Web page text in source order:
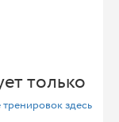
только
здесь